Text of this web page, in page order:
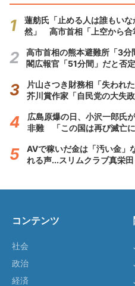
蓮舫氏「止める人は誰もい
然」 高市首相「上空から合
高市首相の熊本避難所「3
閣広報官「51分間」だと否定
片山さつき財務相「失われ
芥川賞作家「自民党の大失
広島原爆の日、小沢一郎氏
非難 「この国は再び滅亡に
AVで稼いだ金は「汚い金
れる声...スリムクラブ真栄
コンテンツ
社会
政治
経済